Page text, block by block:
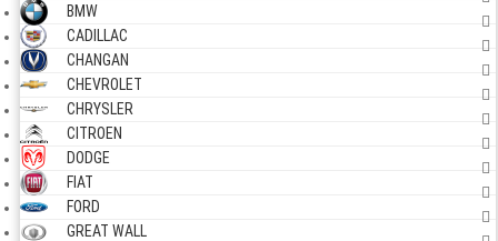
BMW
CADILLAC
CHANGAN
CHEVROLET
CHRYSLER
CITROEN
DODGE
FIAT
FORD
GREAT WALL